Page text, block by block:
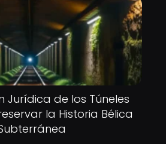
Jurídica de los Túneles
la Historia Bélica